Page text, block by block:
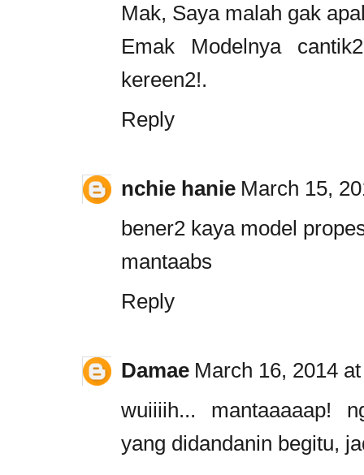
Mak, Saya malah gak
Emak Modelnya
kereen2!.
Reply
nchie hanie March 15,
bener2 kaya model
mantaabs
Reply
Damae March 16, 2014
wuiiiih... mantaaaaap!
yang didandanin begitu,